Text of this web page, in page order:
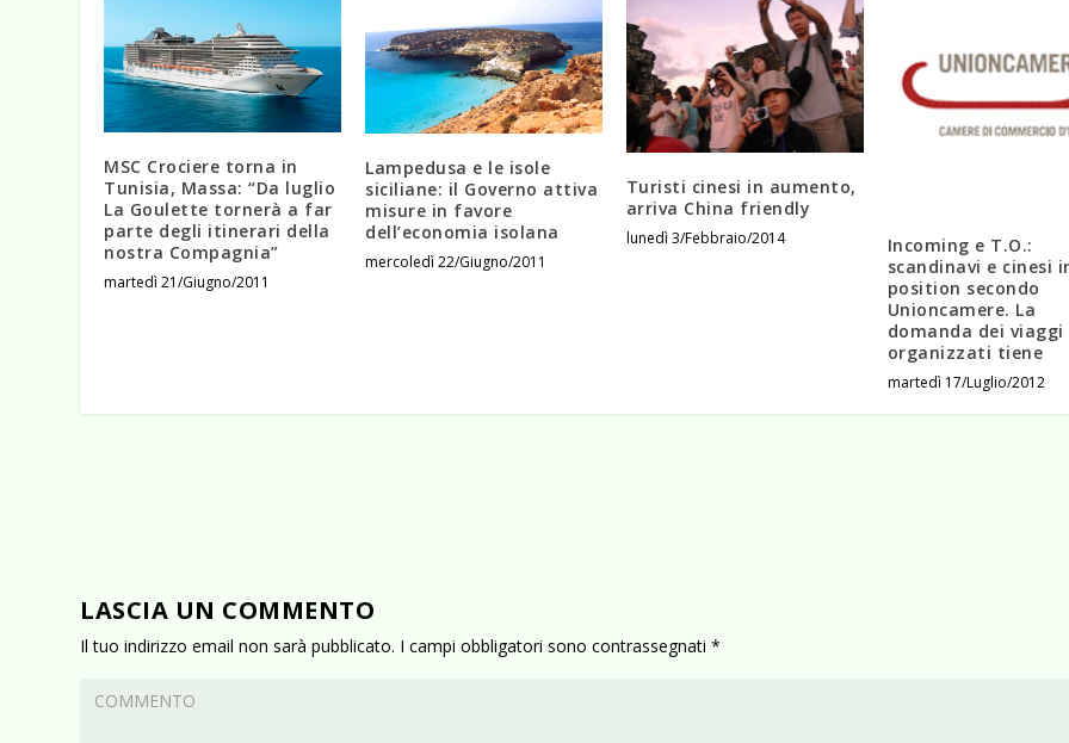
MSC Crociere torna in
Tunisia, Massa: “Da luglio
La Goulette tornerà a far
parte degli itinerari della
nostra Compagnia”
martedì 21/Giugno/2011
Lampedusa e le isole
siciliane: il Governo attiva
misure in favore
dell’economia isolana
mercoledì 22/Giugno/2011
Turisti cinesi in aumento,
arriva China friendly
lunedì 3/Febbraio/2014
Incoming e T.O.:
scandinavi e cinesi
position secondo
Unioncamere. La
domanda dei viaggi
organizzati tiene
martedì 17/Luglio/2012
LASCIA UN COMMENTO
Il tuo indirizzo email non sarà pubblicato. I campi obbligatori sono contrassegnati*